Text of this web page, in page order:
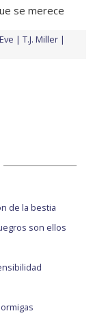
se merece
T.J. Miller
de la bestia
son ellos